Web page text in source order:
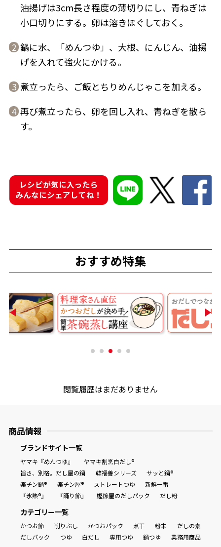
だしパック
だし粉
商品情報一覧
おすすめサイト
新鮮一番
油揚げは3cm長さ程度の薄切りにし、青ねぎは
小口切りにする。卵は溶きほぐしておく。
2 鍋に水、「めんつゆ」、大根、にんじん、油揚
げを入れて強火にかける。
3 煮立ったら、ご飯とちりめんじゃこを加える。
4 再び煮立ったら、卵を回し入れ、青ねぎを散ら
す。
レシピが気に入ったら
みんなにシェアしてね！
おすすめ特集
閲覧履歴はまだありません
商品情報
ブランドサイト一覧
ヤマキ『めんつゆ』
ヤマキ割烹白だし®
旨さ、別格。だし屋の鍋
韓福善シリーズ
サッと鍋®
楽チン鍋®
楽チン屋® ストレートつゆ
新鮮一番
『氷熟®』
『踊り節』 鰹節屋のだしパック だし粉
カテゴリー一覧
かつお節 削りぶし かつおパック 煮干 粉末
だしの素
だしパック
つゆ 白だし 専用つゆ 鍋つゆ 業務用商品